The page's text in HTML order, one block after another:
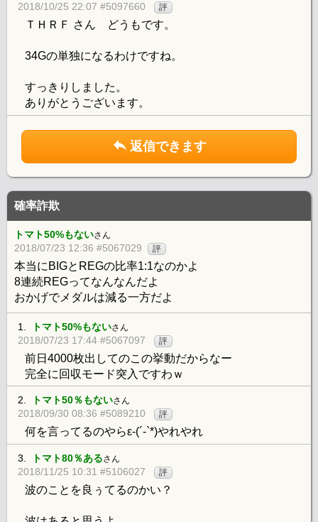
2018/10/25 22:07 #5097660 評
ＴＨＲＦ さん どうもです。
34Gの単独になるわけですね。
すっきりしました。
ありがとうございます。
返信できます
確率詐欺
トマト50%もないさん
2018/07/23 12:36 #5067029 評
本当にBIGとREGの比率1:1なのかよ
8連続REGってなんなんだよ
おかげでメダルは減る一方だよ
1. トマト50%もないさん
2018/07/23 17:44 #5067097 評
前日4000枚出してのこの挙動だからなー
完全に回収モード突入ですわｗ
2. トマト50％もないさん
2018/09/30 08:36 #5089210 評
何を言ってるのやらε-(´-`*)やれやれ
3. トマト80％あるさん
2018/11/25 10:31 #5106027 評
波のことを良ぅてるのかい？